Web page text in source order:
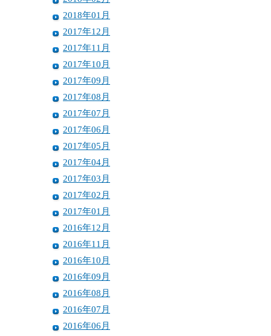
2018年01月
2017年12月
2017年11月
2017年10月
2017年09月
2017年08月
2017年07月
2017年06月
2017年05月
2017年04月
2017年03月
2017年02月
2017年01月
2016年12月
2016年11月
2016年10月
2016年09月
2016年08月
2016年07月
2016年06月